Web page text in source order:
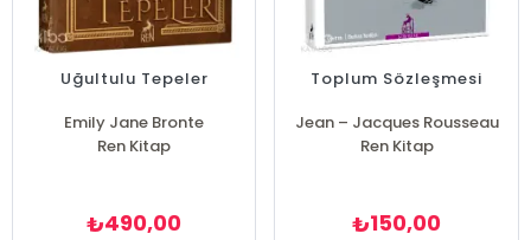
Uğultulu Tepeler
Emily Jane Bronte
Ren Kitap
₺490,00
Toplum Sözleşmesi
Jean – Jacques Rousseau
Ren Kitap
₺150,00